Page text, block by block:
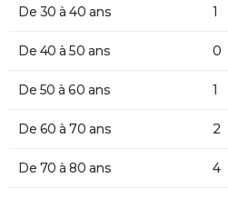
De 30 à 40 ans 1
De 40 à 50 ans 0
De 50 à 60 ans 1
De 60 à 70 ans 2
De 70 à 80 ans 4